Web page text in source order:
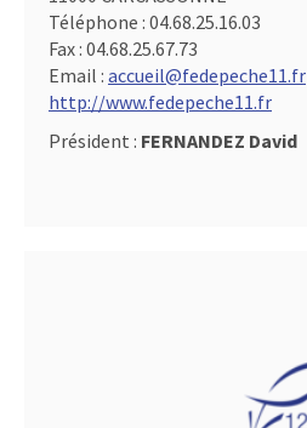
Téléphone : 04.68.25.16.03
Fax : 04.68.25.67.73
Email : accueil@fedepeche11.fr
http://www.fedepeche11.fr
Président : FERNANDEZ David